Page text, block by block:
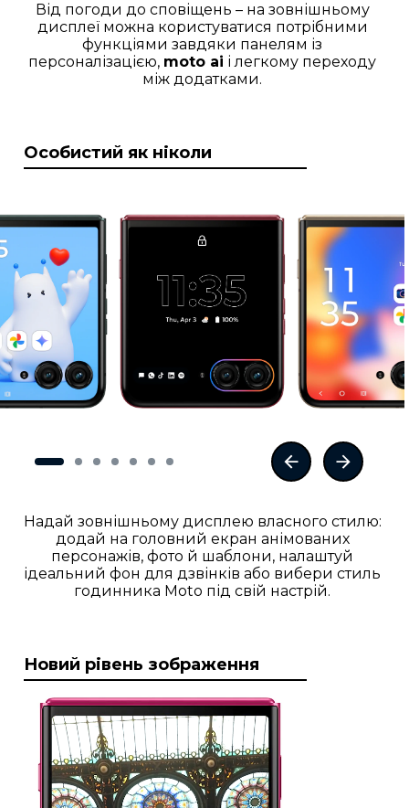
Від погоди до сповіщень – на зовнішньому
дисплеї можна користуватися потрібними
функціями завдяки панелям із
персоналізацією, moto ai і легкому переходу
між додатками.
Особистий як ніколи
Надай зовнішньому дисплею власного стилю:
додай на головний екран анімованих
персонажів, фото й шаблони, налаштуй
ідеальний фон для дзвінків або вибери стиль
годинника Moto під свій настрій.
Новий рівень зображення